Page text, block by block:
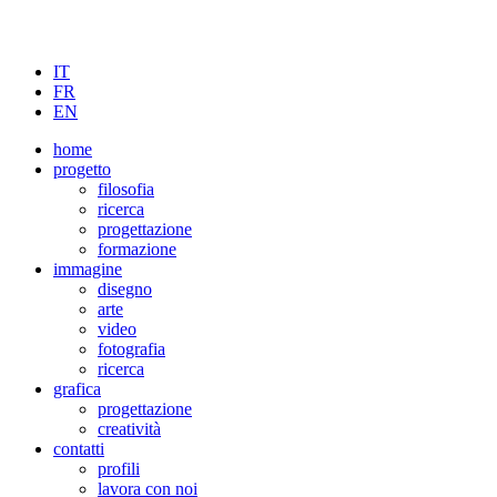
IT
FR
EN
home
progetto
filosofia
ricerca
progettazione
formazione
immagine
disegno
arte
video
fotografia
ricerca
grafica
progettazione
creatività
contatti
profili
lavora con noi